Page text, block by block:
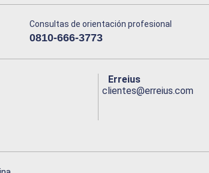
Consultas de orientación profesional
0810-666-3773
Erreius
clientes@erreius.com